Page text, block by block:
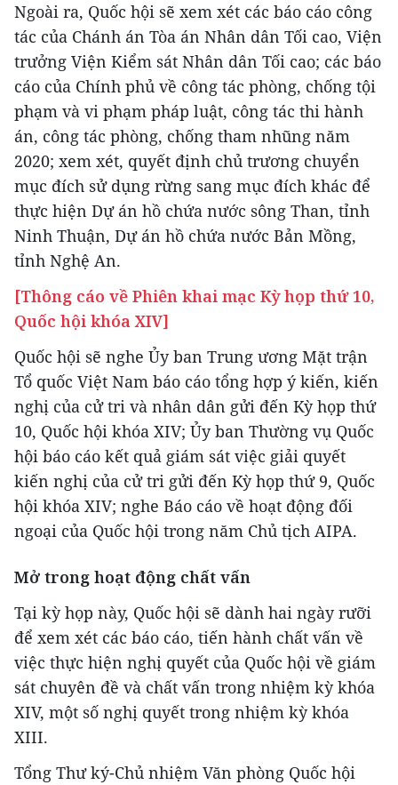
Ngoài ra, Quốc hội sẽ xem xét các báo cáo công
tác của Chánh án Tòa án Nhân dân Tối cao, Viện
trưởng Viện Kiểm sát Nhân dân Tối cao; các báo
cáo của Chính phủ về công tác phòng, chống tội
phạm và vi phạm pháp luật, công tác thi hành
án, công tác phòng, chống tham nhũng năm
2020; xem xét, quyết định chủ trương chuyển
mục đích sử dụng rừng sang mục đích khác để
thực hiện Dự án hồ chứa nước sông Than, tỉnh
Ninh Thuận, Dự án hồ chứa nước Bản Mồng,
tỉnh Nghệ An.
[Thông cáo về Phiên khai mạc Kỳ họp thứ 10,
Quốc hội khóa XIV]
Quốc hội sẽ nghe Ủy ban Trung ương Mặt trận
Tổ quốc Việt Nam báo cáo tổng hợp ý kiến, kiến
nghị của cử tri và nhân dân gửi đến Kỳ họp thứ
10, Quốc hội khóa XIV; Ủy ban Thường vụ Quốc
hội báo cáo kết quả giám sát việc giải quyết
kiến nghị của cử tri gửi đến Kỳ họp thứ 9, Quốc
hội khóa XIV; nghe Báo cáo về hoạt động đối
ngoại của Quốc hội trong năm Chủ tịch AIPA.
Mở trong hoạt động chất vấn
Tại kỳ họp này, Quốc hội sẽ dành hai ngày rưỡi
để xem xét các báo cáo, tiến hành chất vấn về
việc thực hiện nghị quyết của Quốc hội về giám
sát chuyên đề và chất vấn trong nhiệm kỳ khóa
XIV, một số nghị quyết trong nhiệm kỳ khóa
XIII.
Tổng Thư ký-Chủ nhiệm Văn phòng Quốc hội